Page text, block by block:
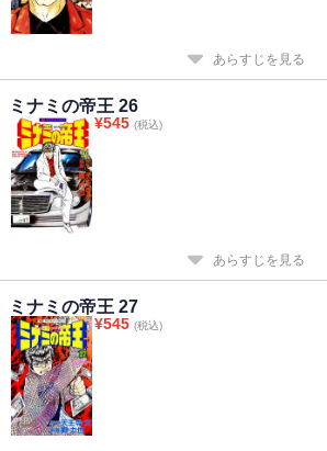
あらすじを見る
ミナミの帝王 26
¥545 (税込)
あらすじを見る
ミナミの帝王 27
¥545 (税込)